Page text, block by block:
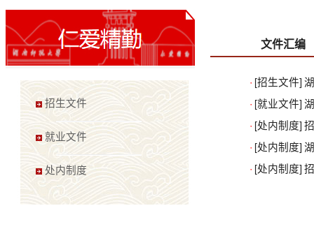
招生文件
就业文件
处内制度
文件汇编
· [招生文件]
· [就业文件]
· [处内制度]
· [处内制度]
· [处内制度]